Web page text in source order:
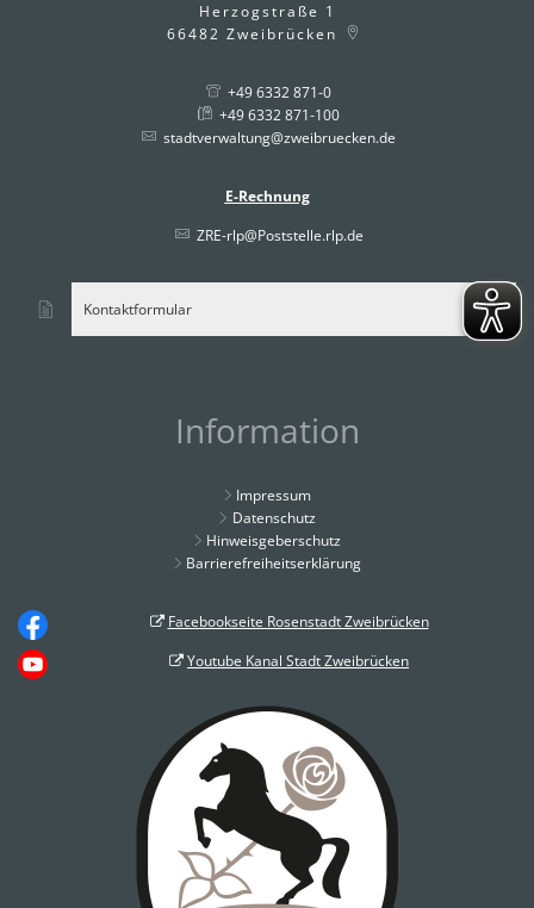
Herzogstraße 1
66482 Zweibrücken
+49 6332 871-0
+49 6332 871-100
stadtverwaltung@zweibruecken.de
E-Rechnung
ZRE-rlp@Poststelle.rlp.de
Kontaktformular
Information
Impressum
Datenschutz
Hinweisgeberschutz
Barrierefreiheitserklärung
Facebookseite Rosenstadt Zweibrücken
Youtube Kanal Stadt Zweibrücken